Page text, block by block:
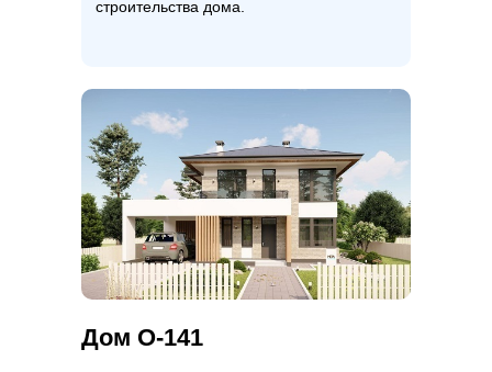
строительства дома.
Дом О-141